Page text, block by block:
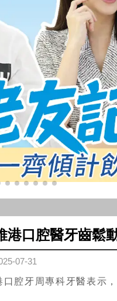
口腔醫牙齒鬆
07-31
腔牙周專科牙醫表示